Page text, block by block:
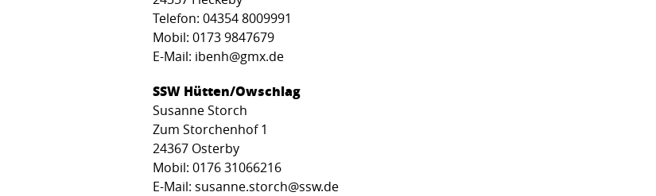
Telefon: 04354 8009991
Mobil: 0173 9847679
E-Mail: ibenh@gmx.de
SSW Hütten/Owschlag
Susanne Storch
Zum Storchenhof 1
24367 Osterby
Mobil: 0176 31066216
E-Mail: susanne.storch@ssw.de